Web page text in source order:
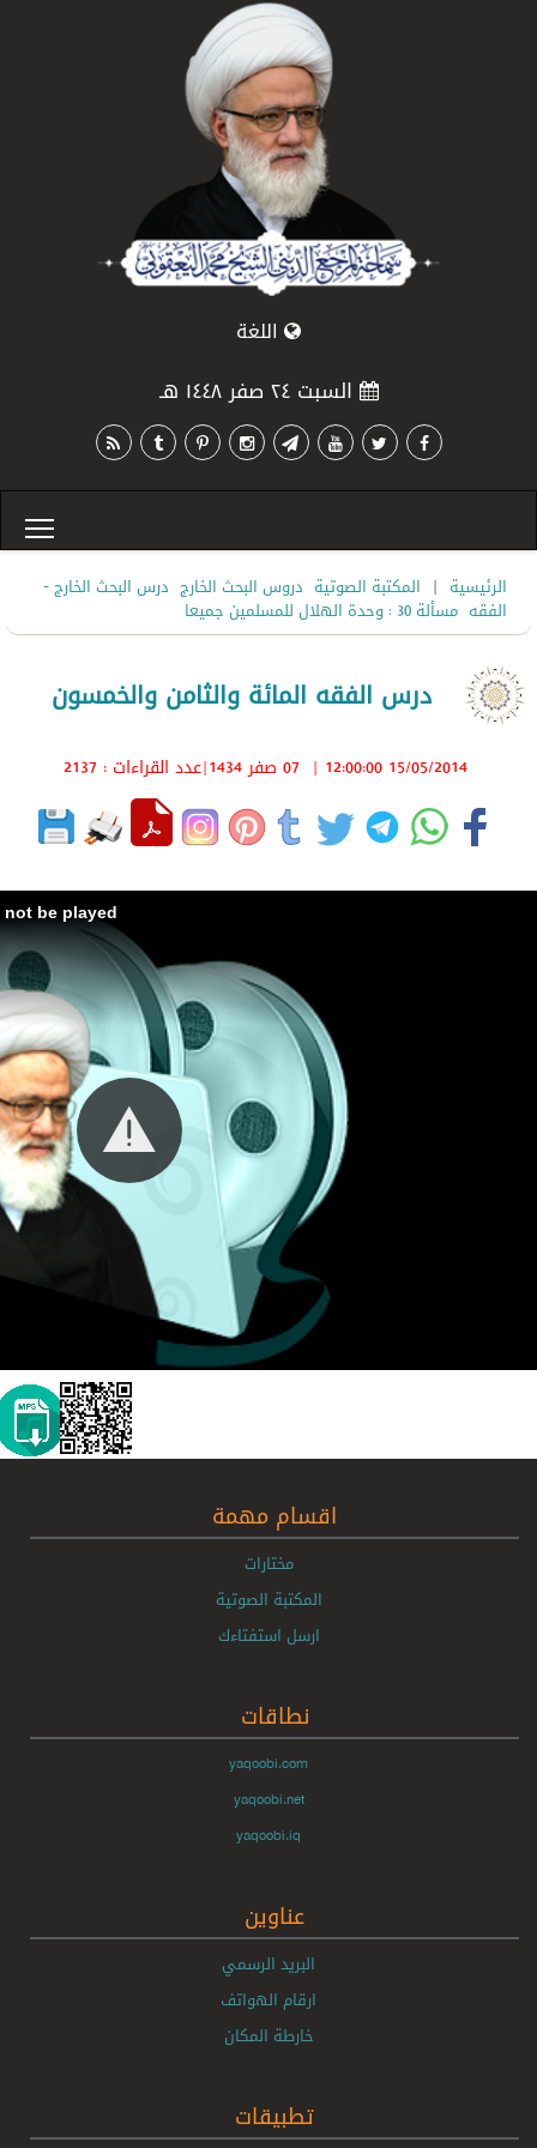
اللغة
السبت ٢٤ صفر ١٤٤٨ هـ
الرئيسية | المكتبة الصوتية دروس البحث الخارج درس البحث الخارج -
الفقه مسألة 30 : وحدة الهلال للمسلمين جميعا
درس الفقه المائة والثامن والخمسون
15/05/2014 12:00:00
| 07 صفر 1434 |عدد القراءات : 2137
be played
اقسام مهمة
مختارات
المكتبة الصوتية
ارسل استفتاءك
نطاقات
yaqoobi.com
yaqoobi.net
yaqoobi.iq
عناوين
البريد الرسمي
ارقام الهواتف
خارطة المكان
تطبيقات